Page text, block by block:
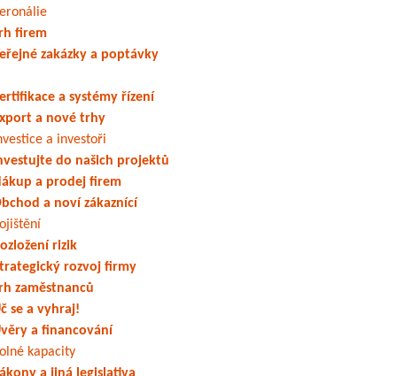
firem
zakázky a poptávky
a systémy řízení
a nové trhy
a investoři
do našich projektů
a prodej firem
a noví zákaznící
rizik
rozvoj firmy
zaměstnanců
se a vyhraj!
a financování
kapacity